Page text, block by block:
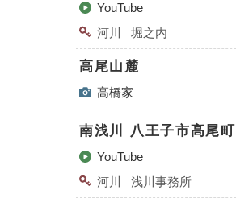
YouTube
河川
堀之内
高尾山麓
高橋家
南浅川 八王子市高尾町
YouTube
河川
浅川事務所